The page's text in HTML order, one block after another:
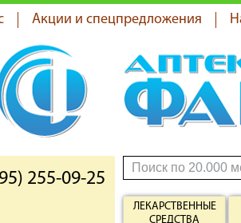
Акции и спецпредложения
255-09-25
ЛЕКАРСТВЕННЫЕ
СРЕДСТВА